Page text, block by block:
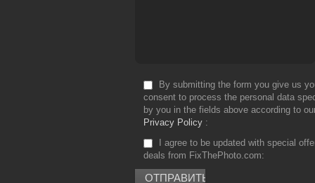
By submitting the form you give us
consent to process the personal data
by you in the fields above according to
Privacy Policy
I agree to be updated with special
deals from FixThePhoto.com